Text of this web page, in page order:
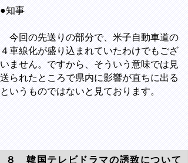
●知事
今回の先送りの部分で、米子自動車道の
４車線化が盛り込まれていたわけでもござ
いません。ですから、そういう意味では見
送られたところで県内に影響が直ちに出る
というものではないと見ております。
８ 韓国テレビドラマの誘致について